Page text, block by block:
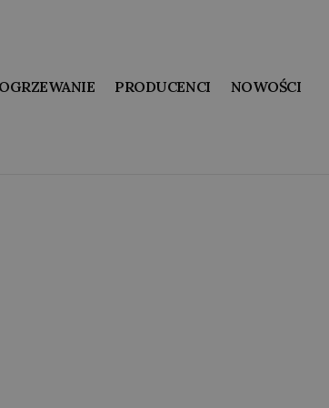
OGRZEWANIE PRODUCENCI NOWOŚCI